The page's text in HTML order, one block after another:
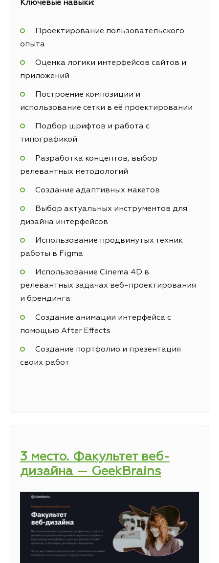
Ключевые навыки:
Проектирование пользовательского
опыта
Оценка логики интерфейсов сайтов и
приложений
Построение композиции и
использование сетки в её проектировании
Подбор шрифтов и работа с
типографикой
Разработка концептов, выбор
релевантных методологий
Создание адаптивных макетов
Выбор актуальных инструментов для
дизайна интерфейсов
Использование продвинутых техник
работы в Figma
Использование Cinema 4D в
релевантных задачах веб-проектирования
и брендинга
Создание анимации интерфейса с
помощью After Effects
Создание портфолио и презентация
своих работ
3 место. Факультет веб-
дизайна — GeekBrains